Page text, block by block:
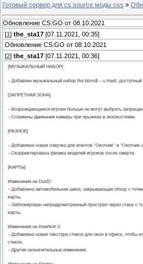
Готовый сервер для cs:source моды css »
Обновление CS:GO от 08.10.2021
[1 ] the_sta17 [07.11.2021, 00:35]
Обновление CS:GO от 08.10.2021
[2] the_sta17 [07.11.2021, 00:36]